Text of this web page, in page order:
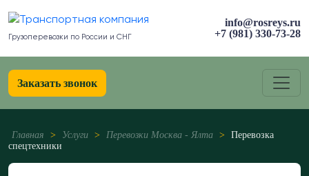
Грузоперевозки по России и СНГ
info@rosreys.ru
+7 (981) 330-73-28
Заказать звонок
Главная > Услуги > Перевозки Москва - Ялта >
Перевозка
спецтехники